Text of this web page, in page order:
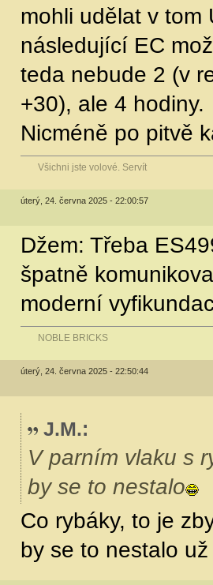
mohli udělat v tom
následující EC
teda nebude 2 (v
+30), ale 4 hodiny.
Nicméně po pitvě
Všichni jste volové. Servít
úterý, 24. června 2025 - 22:00:57
Džem: Třeba
špatně
moderní
NOBLE BRICKS
úterý, 24. června 2025 - 22:50:44
J.M.:
V parním vlaku s
by se to nestalo
Co rybáky, to je
by se to nestalo